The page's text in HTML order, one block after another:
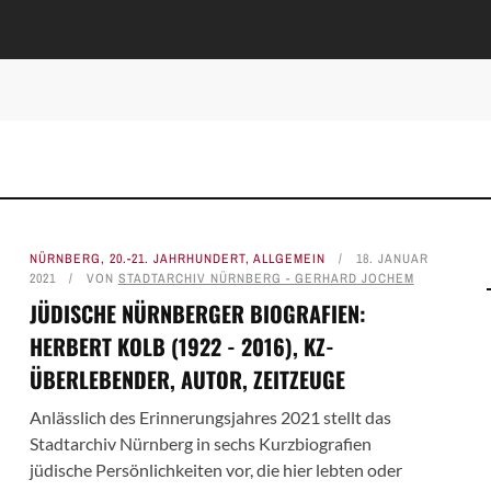
NÜRNBERG, 20.-21. JAHRHUNDERT, ALLGEMEIN
18. JANUAR
2021
VON STADTARCHIV NÜRNBERG - GERHARD JOCHEM
JÜDISCHE NÜRNBERGER BIOGRAFIEN:
HERBERT KOLB (1922 - 2016), KZ-
ÜBERLEBENDER, AUTOR, ZEITZEUGE
Anlässlich des Erinnerungsjahres 2021 stellt das
Stadtarchiv Nürnberg in sechs Kurzbiografien
jüdische Persönlichkeiten vor, die hier lebten oder